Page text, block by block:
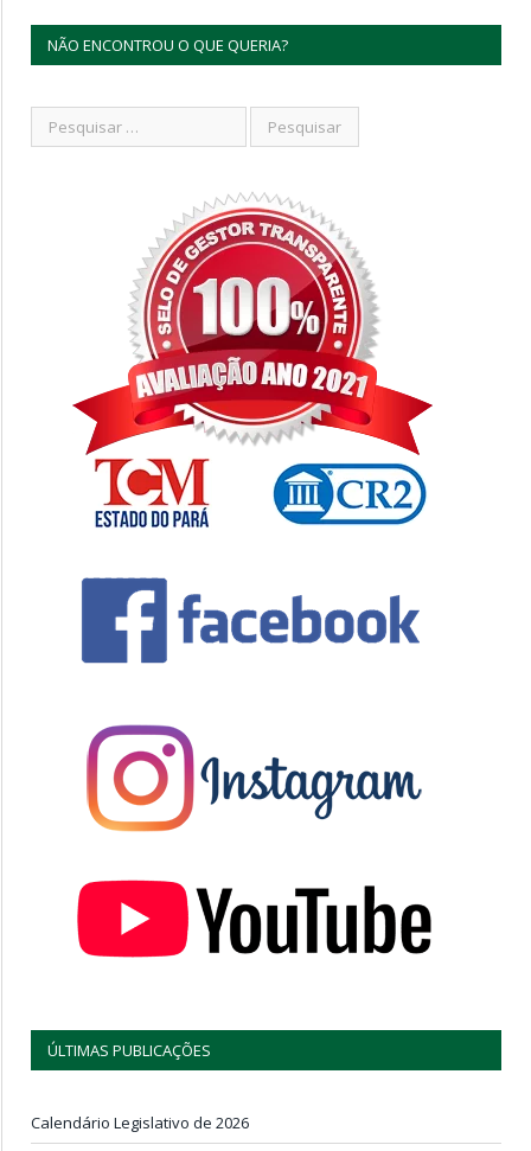
NÃO ENCONTROU O QUE QUERIA?
ÚLTIMAS PUBLICAÇÕES
Calendário Legislativo de 2026